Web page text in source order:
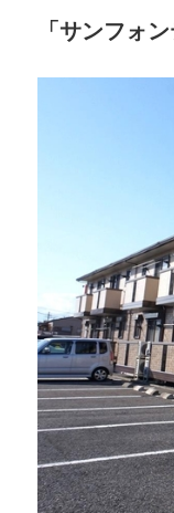
「サンフォン